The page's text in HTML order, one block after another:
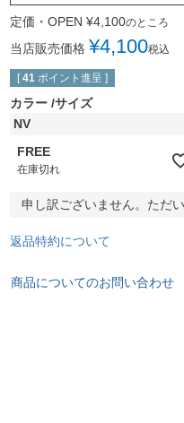
定価・OPEN ¥4,100のところ
当店販売価格 ¥4,100税込
[ 41 ポイント進呈 ]
カラー サイズ
NV
FREE
在庫切れ
申し訳ございません。ただ
返品特約について
商品についてのお問い合わせ